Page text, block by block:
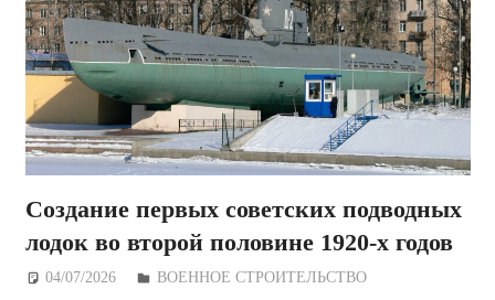
Создание первых советских подводных
лодок во второй половине 1920-х годов
04/07/2026 Дежурный по Редакции
ВОЕННОЕ СТРОИТЕЛЬСТВО